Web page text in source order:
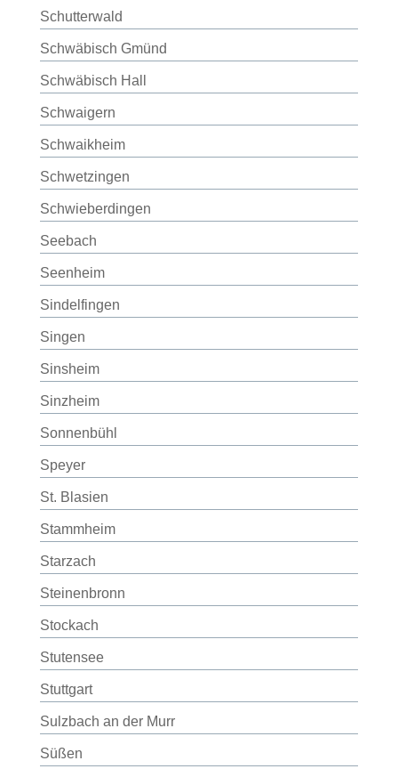
Schutterwald
Schwäbisch Gmünd
Schwäbisch Hall
Schwaigern
Schwaikheim
Schwetzingen
Schwieberdingen
Seebach
Seenheim
Sindelfingen
Singen
Sinsheim
Sinzheim
Sonnenbühl
Speyer
St. Blasien
Stammheim
Starzach
Steinenbronn
Stockach
Stutensee
Stuttgart
Sulzbach an der Murr
Süßen